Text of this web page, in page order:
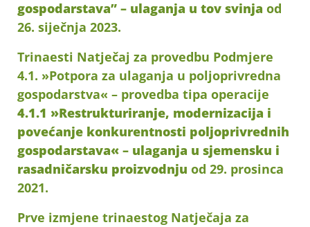
gospodarstava” – ulaganja u tov svinja od
26. siječnja 2023.
Trinaesti Natječaj za provedbu Podmjere
4.1. »Potpora za ulaganja u poljoprivredna
gospodarstva« – provedba tipa operacije
4.1.1 »Restrukturiranje, modernizacija i
povećanje konkurentnosti poljoprivrednih
gospodarstava« – ulaganja u sjemensku i
rasadničarsku proizvodnju od 29. prosinca
2021.
Prve izmjene trinaestog Natječaja za